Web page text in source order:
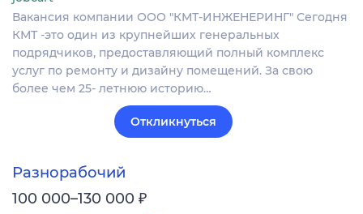
Вакансия компании ООО "КМТ-ИНЖЕНЕРИНГ" Сегодня
КМТ -это один из крупнейших генеральных
подрядчиков, предоставляющий полный комплекс
услуг по ремонту и дизайну помещений. За свою
более чем 25- летнюю историю…
Откликнуться
Разнорабочий
100 000–130 000 ₽